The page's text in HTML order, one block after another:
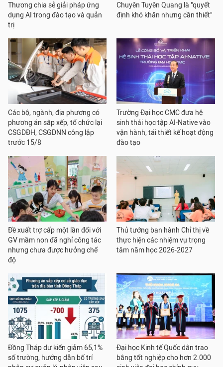
Thương chia sẻ giải pháp ứng
dụng AI trong đào tạo và quản
trị
Chuyên Tuyên Quang là "quyết
định khó khăn nhưng cần thiết"
Các bộ, ngành, địa phương có
phương án sắp xếp, tổ chức lại
CSGDĐH, CSGDNN công lập
trước 15/8
Trường Đại học CMC đưa hệ
sinh thái học tập AI-Native vào
vận hành, tái thiết kế hoạt động
đào tạo
Đề xuất trợ cấp một lần đối với
GV mầm non đã nghỉ công tác
nhưng chưa được hưởng chế
độ
Thủ tướng ban hành Chỉ thị về
thực hiện các nhiệm vụ trọng
tâm năm học 2026-2027
Đồng Tháp dự kiến giảm 65,1%
số trường, hướng dẫn bố trí
Đại học Kinh tế Quốc dân trao
bằng tốt nghiệp cho hơn 2.000